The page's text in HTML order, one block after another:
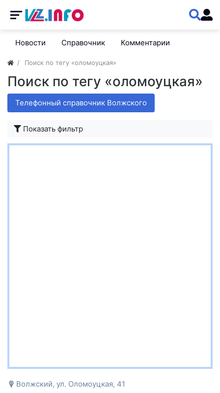
Новости Справочник Комментарии
Поиск по тегу «оломоуцкая»
Поиск по тегу «оломоуцкая»
Телефонный справочник Волжского
Показать фильтр
Волжский, ул. Оломоуцкая, 41